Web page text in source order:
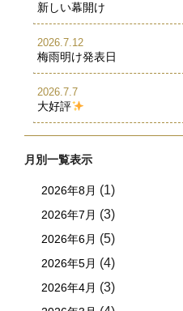
新しい幕開け
2026.7.12
梅雨明け発表日
2026.7.7
大好評
月別一覧表示
2026年8月 (1)
2026年7月 (3)
2026年6月 (5)
2026年5月 (4)
2026年4月 (3)